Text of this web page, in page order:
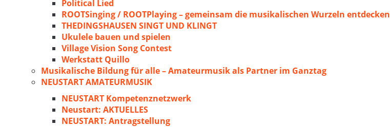
Political Lied
ROOTSinging / ROOTPlaying – gemeinsam die musikalischen Wurzeln entdecken
THEDINGSHAUSEN SINGT UND KLINGT
Ukulele bauen und spielen
Village Vision Song Contest
Werkstatt Quillo
Musikalische Bildung für alle – Amateurmusik als Partner im Ganztag
NEUSTART AMATEURMUSIK
NEUSTART Kompetenznetzwerk
Neustart: AKTUELLES
NEUSTART: Antragstellung